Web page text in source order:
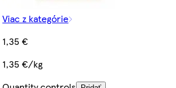
Viac z kategórie
1,35 €
1,35 €/kg